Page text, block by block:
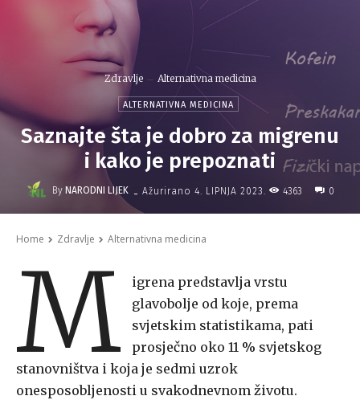
Zdravlje Alternativna medicina
ALTERNATIVNA MEDICINA
Saznajte šta je dobro za migrenu
i kako je prepoznati
By NARODNI LIJEK - Ažurirano 4. LIPNJA 2023. 4363 0
Home Zdravlje Alternativna medicina
M
igrena predstavlja vrstu
glavobolje od koje, prema
svjetskim statistikama, pati
prosječno oko 11 % svjetskog
stanovništva i koja je sedmi uzrok
onesposobljenosti u svakodnevnom životu.